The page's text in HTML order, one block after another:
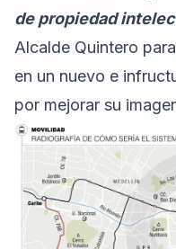
de propiedad
Alcalde Quintero
en un nuevo e
por mejorar su